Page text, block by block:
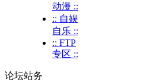
动漫 ::
:: 自娱
自乐 ::
:: FTP
专区 ::
论坛站务